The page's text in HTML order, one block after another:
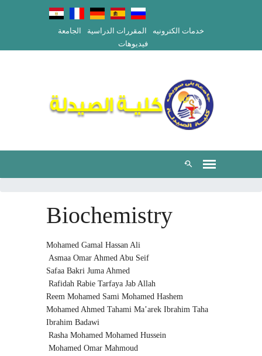
الجامعة المقررات الدراسية
خدمات الكترونيه
فيديوهات
Biochemistry
Mohamed Gamal Hassan Ali
Asmaa Omar Ahmed Abu Seif
Safaa Bakri Juma Ahmed
Rafidah Rabie Tarfaya Jab Allah
Reem Mohamed Sami Mohamed Hashem
Mohamed Ahmed Tahami Ma’arek Ibrahim Taha
Ibrahim Badawi
Rasha Mohamed Mohamed Hussein
Mohamed Omar Mahmoud